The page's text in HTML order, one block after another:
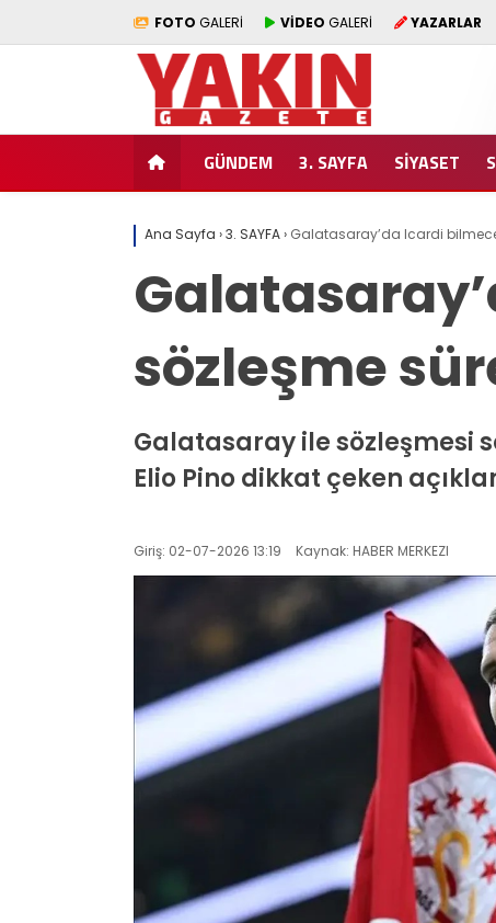
FOTO GALERİ VİDEO GALERİ YAZARLAR
GÜNDEM 3. SAYFA SİYASET
Ana Sayfa ›3. SAYFA› Galatasaray’da Icardi
sözleşme
Galatasaray ile sözleşmesi
Elio Pino dikkat çeken
Giriş: 02-07-2026 13:19 Kaynak: HABER MERKEZI